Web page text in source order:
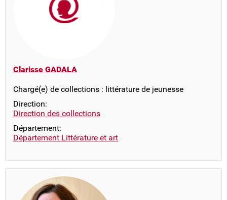
Clarisse GADALA
Chargé(e) de collections : littérature de jeunesse
Direction:
Direction des collections
Département:
Département Littérature et art